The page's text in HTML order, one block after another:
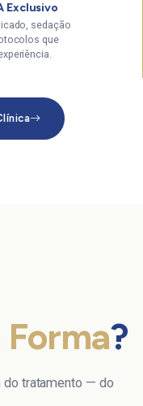
Exclusivo
sedação
que
?
do tratamento — do